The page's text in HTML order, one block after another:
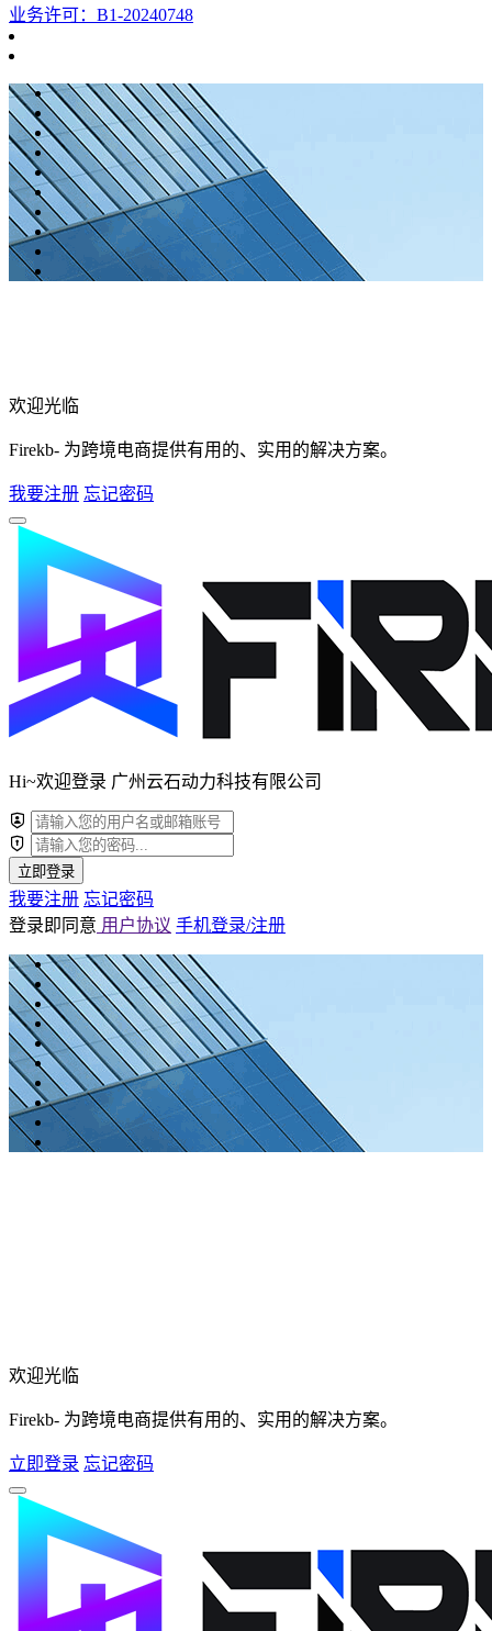
业务许可：B1-20240748
欢迎光临
Firekb- 为跨境电商提供有用的、实用的解决方案。
我要注册 忘记密码
Hi~欢迎登录 广州云石动力科技有限公司
立即登录
我要注册 忘记密码
登录即同意 用户协议 手机登录/注册
欢迎光临
Firekb- 为跨境电商提供有用的、实用的解决方案。
立即登录 忘记密码